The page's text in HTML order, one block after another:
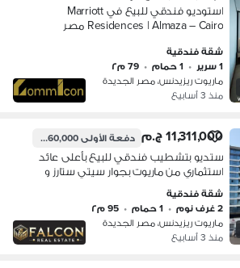
استوديو فندقي للبيع في Marriott
Residences | Almaza – Cairo مصر
شقة فندقية
1 سرير
• 1 حمام • 79 م٢
ماريوت ريزيدنس، مصر الجديدة
منذ 3 أسابيع
11,311,000 ج.م دفعة الأولى3,260,000 ج.م
ستديو بتشطيب فندقي للبيع بأعلى عائد
استثماري من ماريوت بجوار سيتي ستارز و
سيتي سنتر الماظة
شقة فندقية
2 غرف نوم
• 1 حمام • 95 م٢
ماريوت ريزيدنس، مصر الجديدة
منذ 3 أسابيع